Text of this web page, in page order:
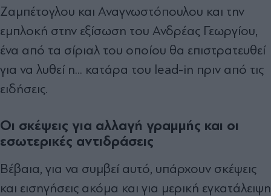
Ζαµπέτογλου και Αναγνωστόπουλου και την
εµπλοκή στην εξίσωση του Ανδρέας Γεωργίου,
ένα από τα σίριαλ του οποίου θα επιστρατευθεί
για να λυθεί η... κατάρα του lead-in πριν από τις
ειδήσεις.
Οι σκέψεις για αλλαγή γραμμής και οι
εσωτερικές αντιδράσεις
Βέβαια, για να συµβεί αυτό, υπάρχουν σκέψεις
και εισηγήσεις ακόµα και για µερική εγκατάλειψη